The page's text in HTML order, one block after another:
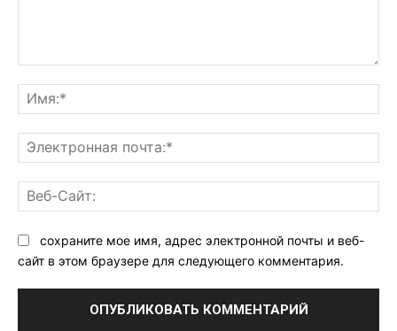
сохраните мое имя, адрес электронной почты и веб-
сайт в этом браузере для следующего комментария.